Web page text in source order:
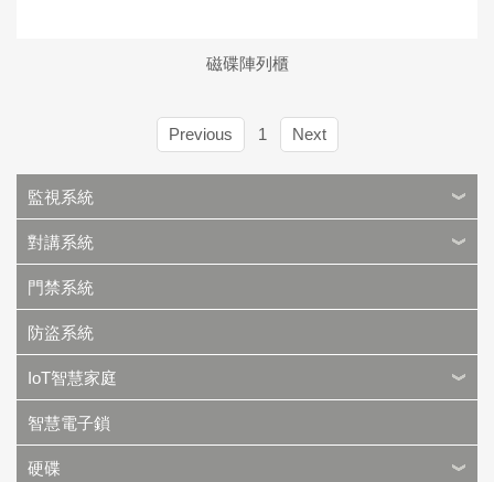
磁碟陣列櫃
Previous 1 Next
監視系統
對講系統
門禁系統
防盜系統
IoT智慧家庭
智慧電子鎖
硬碟